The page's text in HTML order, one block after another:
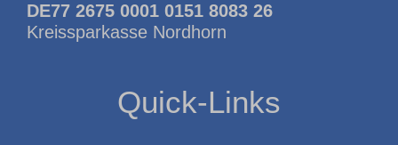
DE77 2675 0001 0151 8083 26
Kreissparkasse Nordhorn
Quick-Links